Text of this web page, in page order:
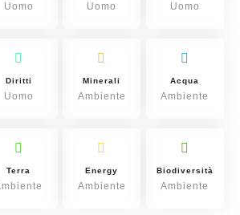
Uomo Uomo Uomo
Diritti
Uomo
Minerali
Ambiente
Acqua
Ambiente
Terra Energy
Ambiente
Biodiversità
Ambiente